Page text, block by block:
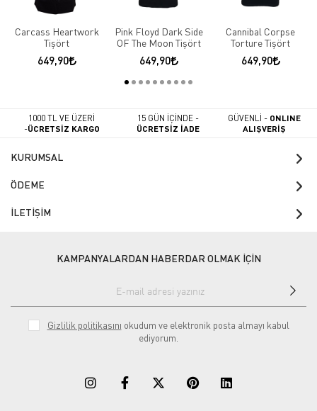
Carcass Heartwork
Tişört
649,90
Pink Floyd Dark Side
OF The Moon Tişört
649,90
Cannibal Corpse
Torture Tişört
649,90
1000 TL VE ÜZERİ
-ÜCRETSİZ KARGO
15 GÜN İÇİNDE -
ÜCRETSİZ İADE
GÜVENLİ - ONLINE
ALIŞVERİŞ
KURUMSAL
ÖDEME
İLETİŞİM
KAMPANYALARDAN HABERDAR OLMAK İÇİN
Gizlilik politikasını okudum ve elektronik posta almayı kabul
ediyorum.